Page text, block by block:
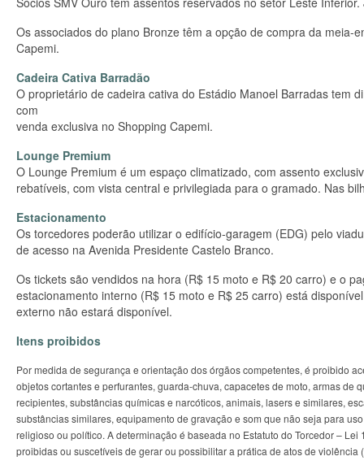
Os associados do plano Bronze têm a opção de compra da
Capemi.
Cadeira Cativa Barradão
O proprietário de cadeira cativa do Estádio Manoel Barradas tem
com
venda exclusiva no Shopping Capemi.
Lounge Premium
O Lounge Premium é um espaço climatizado, com assento
rebatíveis, com vista central e privilegiada para o gramado. Nas
Estacionamento
Os torcedores poderão utilizar o edifício-garagem (EDG) pelo
de acesso na Avenida Presidente Castelo Branco.
Os tickets são vendidos na hora (R$ 15 moto e R$ 20 carro) e o
estacionamento interno (R$ 15 moto e R$ 25 carro) está
externo não estará disponível.
Itens proibidos
Por medida de segurança e orientação dos órgãos competentes, é proibido
objetos cortantes e perfurantes, guarda-chuva, capacetes de moto, armas
recipientes, substâncias químicas e narcóticos, animais, lasers e similares,
substâncias similares, equipamento de gravação e som que não seja para
religioso ou político. A determinação é baseada no Estatuto do Torcedor –
proibidas ou suscetíveis de gerar ou possibilitar a prática de atos de violência